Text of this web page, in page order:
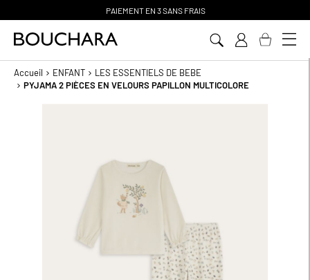
PAIEMENT EN 3 SANS FRAIS
Accueil ENFANT
LES ESSENTIELS DE BEBE
PYJAMA 2 PIÈCES EN VELOURS PAPILLON MULTICOLORE